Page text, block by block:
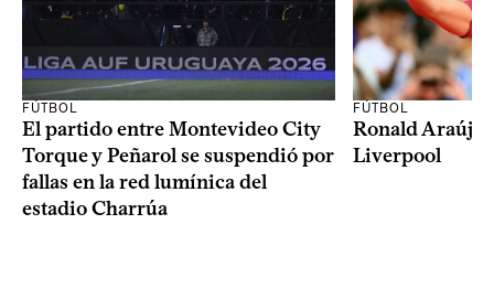
FÚTBOL
El partido entre Montevideo City
Torque y Peñarol se suspendió por
fallas en la red lumínica del
estadio Charrúa
FÚTBOL
Ronald Araújo
Liverpool